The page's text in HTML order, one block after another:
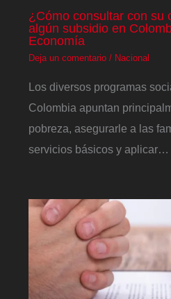
¿Cómo consultar con su
algún subsidio en
Economía
Deja un comentario / Nacional
Los diversos programas
Colombia apuntan
pobreza, asegurarle a las
servicios básicos y aplicar…